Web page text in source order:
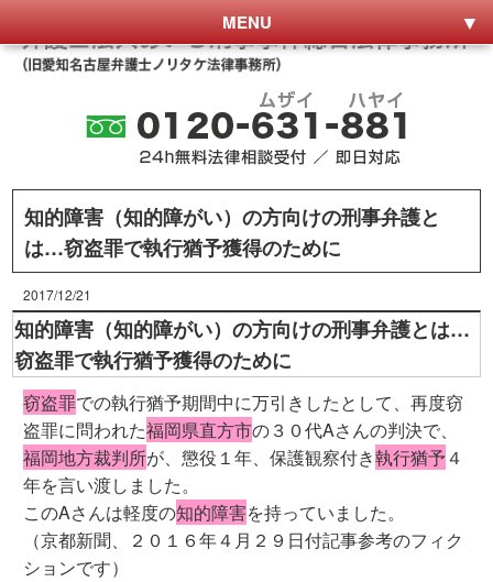
MENU
知的障害（知的障がい）の方向けの刑事弁護と
は…窃盗罪で執行猶予獲得のために
2017/12/21
知的障害（知的障がい）の方向けの刑事弁護とは…
窃盗罪で執行猶予獲得のために
窃盗罪での執行猶予期間中に万引きしたとして、再度窃
盗罪に問われた福岡県直方市の３０代Aさんの判決で、
福岡地方裁判所が、懲役１年、保護観察付き執行猶予４
年を言い渡しました。
このAさんは軽度の知的障害を持っていました。
（京都新聞、２０１６年４月２９日付記事参考のフィク
ションです）